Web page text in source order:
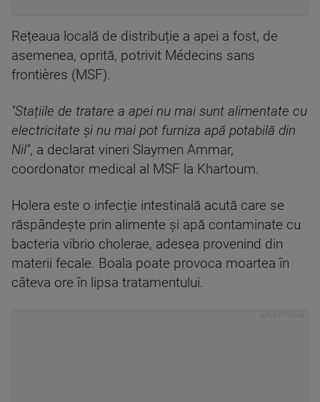
Rețeaua locală de distribuție a apei a fost, de
asemenea, oprită, potrivit Médecins sans
frontières (MSF).
''Stațiile de tratare a apei nu mai sunt alimentate cu
electricitate și nu mai pot furniza apă potabilă din
Nil'', a declarat vineri Slaymen Ammar,
coordonator medical al MSF la Khartoum.
Holera este o infecție intestinală acută care se
răspândește prin alimente și apă contaminate cu
bacteria vibrio cholerae, adesea provenind din
materii fecale. Boala poate provoca moartea în
câteva ore în lipsa tratamentului.